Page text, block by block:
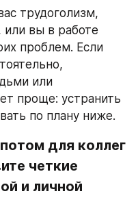
трудоголизм,
вы в работе
проблем. Если
или
проще: устранить
по плану ниже.
для коллег
четкие
и личной